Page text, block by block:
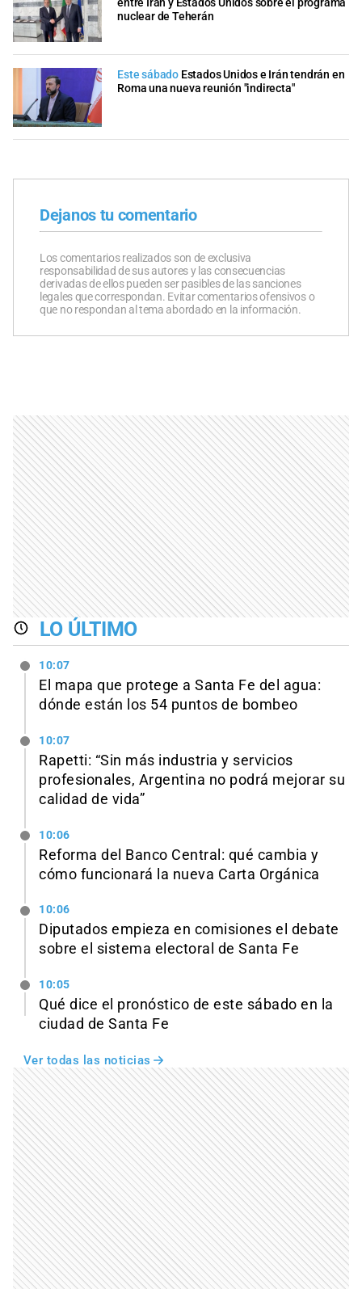
entre Irán y Estados Unidos sobre el programa
nuclear de Teherán
Este sábado Estados Unidos e Irán tendrán en
Roma una nueva reunión "indirecta"
Dejanos tu comentario
Los comentarios realizados son de exclusiva
responsabilidad de sus autores y las consecuencias
derivadas de ellos pueden ser pasibles de las sanciones
legales que correspondan. Evitar comentarios ofensivos o
que no respondan al tema abordado en la información.
LO ÚLTIMO
10:07
El mapa que protege a Santa Fe del agua:
dónde están los 54 puntos de bombeo
10:07
Rapetti: “Sin más industria y servicios
profesionales, Argentina no podrá mejorar su
calidad de vida”
10:06
Reforma del Banco Central: qué cambia y
cómo funcionará la nueva Carta Orgánica
10:06
Diputados empieza en comisiones el debate
sobre el sistema electoral de Santa Fe
10:05
Qué dice el pronóstico de este sábado en la
ciudad de Santa Fe
Ver todas las noticias